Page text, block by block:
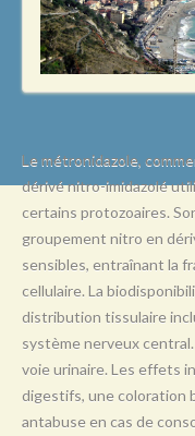
P
Q
R
S
T
U
W
Le métronidazole,
dérivé nitro-imidazolé
certains protozoaires.
groupement nitro en
sensibles, entraînant la
cellulaire. La
distribution tissulaire
système nerveux
voie urinaire. Les effets
digestifs, une coloration
antabuse en cas de